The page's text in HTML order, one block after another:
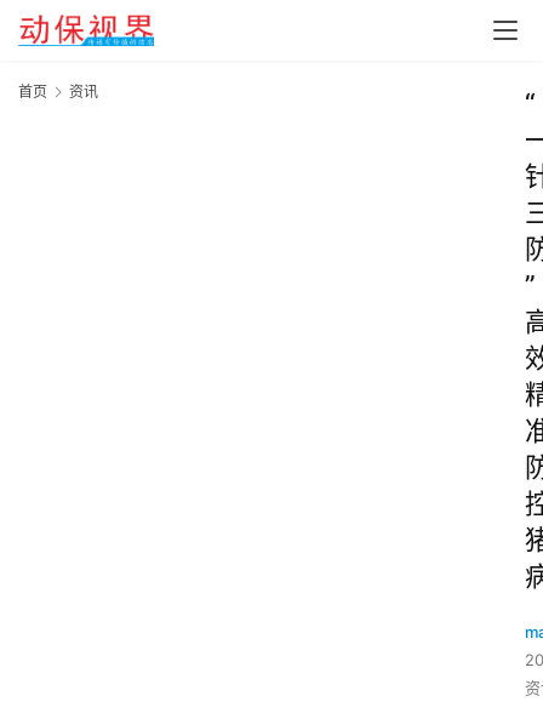
首页 资讯
“
”